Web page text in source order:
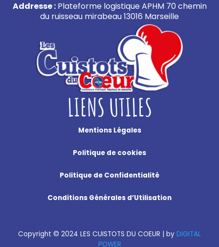
Addresse :Plateforme logistique APHM 70 chemin
du ruisseau mirabeau 13016 Marseille
LIENS UTILES
Mentions Légales
Politique de cookies
Politique de Confidentialité
Conditions Générales d’Utilisation
Copyright © 2024 LES CUISTOTS DU COEUR | by DIGITAL
POWER